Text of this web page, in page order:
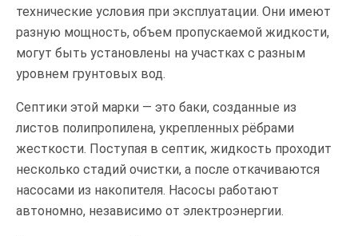
технические условия при эксплуатации. Они имеют
разную мощность, объем пропускаемой жидкости,
могут быть установлены на участках с разным
уровнем грунтовых вод.
Септики этой марки — это баки, созданные из
листов полипропилена, укрепленных рёбрами
жесткости. Поступая в септик, жидкость проходит
несколько стадий очистки, а после откачиваются
насосами из накопителя. Насосы работают
автономно, независимо от электроэнергии.